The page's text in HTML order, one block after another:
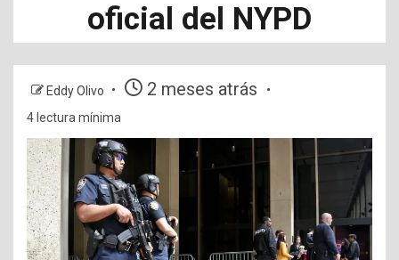
oficial del NYPD
Eddy Olivo 2 meses atrás
4 lectura mínima